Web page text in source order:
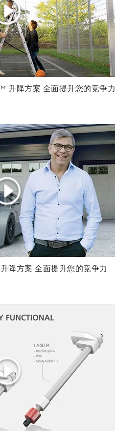
升降方案 全面提升您的竞争力
降方案 全面提升您的竞争力